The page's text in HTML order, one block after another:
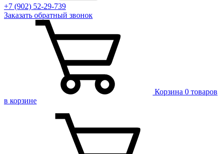
+7 (902) 52-29-739
Заказать обратный звонок
Корзина 0 товаров
в корзине